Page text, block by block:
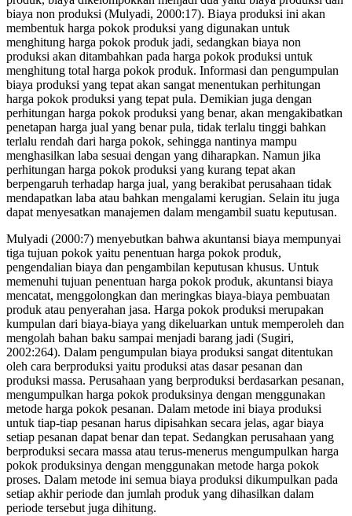
biaya non produksi (Mulyadi, 2000:17). Biaya produksi ini akan
membentuk harga pokok produksi yang digunakan untuk
menghitung harga pokok produk jadi, sedangkan biaya non
produksi akan ditambahkan pada harga pokok produksi untuk
menghitung total harga pokok produk. Informasi dan pengumpulan
biaya produksi yang tepat akan sangat menentukan perhitungan
harga pokok produksi yang tepat pula. Demikian juga dengan
perhitungan harga pokok produksi yang benar, akan mengakibatkan
penetapan harga jual yang benar pula, tidak terlalu tinggi bahkan
terlalu rendah dari harga pokok, sehingga nantinya mampu
menghasilkan laba sesuai dengan yang diharapkan. Namun jika
perhitungan harga pokok produksi yang kurang tepat akan
berpengaruh terhadap harga jual, yang berakibat perusahaan tidak
mendapatkan laba atau bahkan mengalami kerugian. Selain itu juga
dapat menyesatkan manajemen dalam mengambil suatu keputusan.
Mulyadi (2000:7) menyebutkan bahwa akuntansi biaya mempunyai
tiga tujuan pokok yaitu penentuan harga pokok produk,
pengendalian biaya dan pengambilan keputusan khusus. Untuk
memenuhi tujuan penentuan harga pokok produk, akuntansi biaya
mencatat, menggolongkan dan meringkas biaya-biaya pembuatan
produk atau penyerahan jasa. Harga pokok produksi merupakan
kumpulan dari biaya-biaya yang dikeluarkan untuk memperoleh dan
mengolah bahan baku sampai menjadi barang jadi (Sugiri,
2002:264). Dalam pengumpulan biaya produksi sangat ditentukan
oleh cara berproduksi yaitu produksi atas dasar pesanan dan
produksi massa. Perusahaan yang berproduksi berdasarkan pesanan,
mengumpulkan harga pokok produksinya dengan menggunakan
metode harga pokok pesanan. Dalam metode ini biaya produksi
untuk tiap-tiap pesanan harus dipisahkan secara jelas, agar biaya
setiap pesanan dapat benar dan tepat. Sedangkan perusahaan yang
berproduksi secara massa atau terus-menerus mengumpulkan harga
pokok produksinya dengan menggunakan metode harga pokok
proses. Dalam metode ini semua biaya produksi dikumpulkan pada
setiap akhir periode dan jumlah produk yang dihasilkan dalam
periode tersebut juga dihitung.